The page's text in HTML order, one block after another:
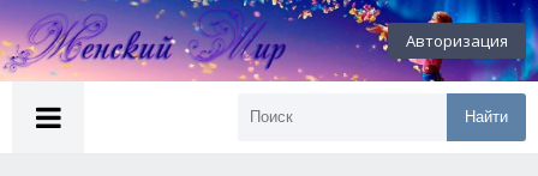
Авторизация
Найти